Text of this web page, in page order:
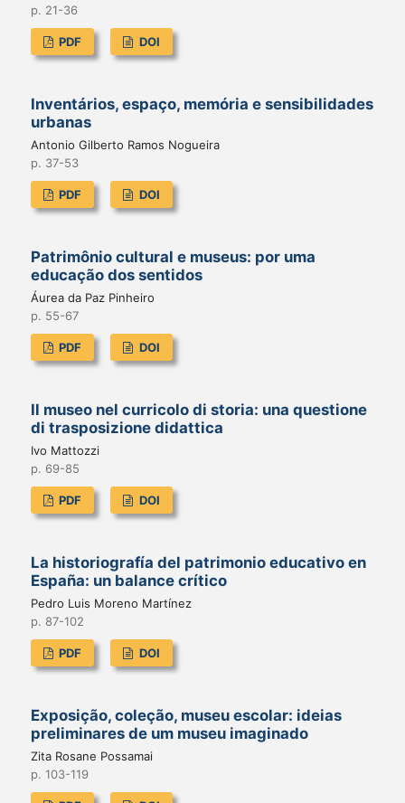
p. 21-36
PDF DOI
Inventários, espaço, memória e sensibilidades
urbanas
Antonio Gilberto Ramos Nogueira
p. 37-53
PDF DOI
Patrimônio cultural e museus: por uma
educação dos sentidos
Áurea da Paz Pinheiro
p. 55-67
PDF DOI
Il museo nel curricolo di storia: una questione
di trasposizione didattica
Ivo Mattozzi
p. 69-85
PDF DOI
La historiografía del patrimonio educativo en
España: un balance crítico
Pedro Luis Moreno Martínez
p. 87-102
PDF DOI
Exposição, coleção, museu escolar: ideias
preliminares de um museu imaginado
Zita Rosane Possamai
p. 103-119